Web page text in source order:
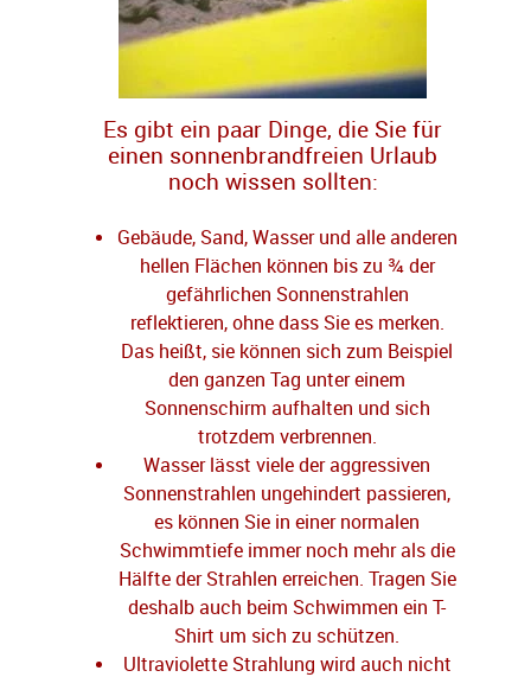
Es gibt ein paar Dinge, die Sie für
einen sonnenbrandfreien Urlaub
noch wissen sollten:
Gebäude, Sand, Wasser und alle anderen
hellen Flächen können bis zu ¾ der
gefährlichen Sonnenstrahlen
reflektieren, ohne dass Sie es merken.
Das heißt, sie können sich zum Beispiel
den ganzen Tag unter einem
Sonnenschirm aufhalten und sich
trotzdem verbrennen.
Wasser lässt viele der aggressiven
Sonnenstrahlen ungehindert passieren,
es können Sie in einer normalen
Schwimmtiefe immer noch mehr als die
Hälfte der Strahlen erreichen. Tragen Sie
deshalb auch beim Schwimmen ein T-
Shirt um sich zu schützen.
Ultraviolette Strahlung wird auch nicht